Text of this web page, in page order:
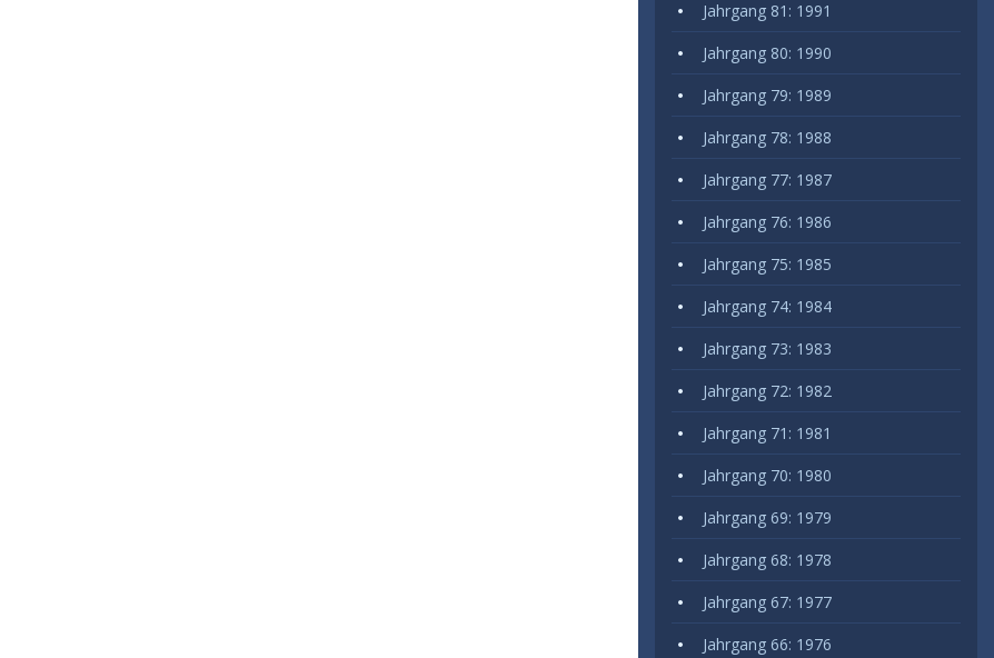
Jahrgang 81: 1991
Jahrgang 80: 1990
Jahrgang 79: 1989
Jahrgang 78: 1988
Jahrgang 77: 1987
Jahrgang 76: 1986
Jahrgang 75: 1985
Jahrgang 74: 1984
Jahrgang 73: 1983
Jahrgang 72: 1982
Jahrgang 71: 1981
Jahrgang 70: 1980
Jahrgang 69: 1979
Jahrgang 68: 1978
Jahrgang 67: 1977
Jahrgang 66: 1976